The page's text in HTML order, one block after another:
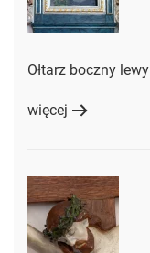
Ołtarz boczny lewy
więcej